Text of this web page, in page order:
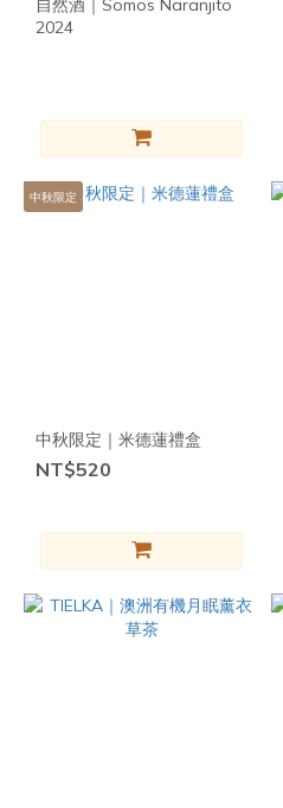
自然酒｜Somos Naranjito
2024
中秋限定
中秋限定｜米德蓮禮盒
NT$520